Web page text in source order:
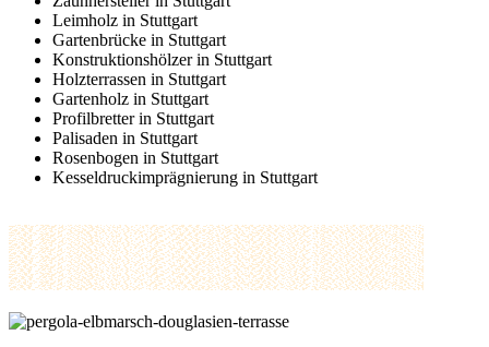
Leimholz in Stuttgart
Gartenbrücke in Stuttgart
Konstruktionshölzer in Stuttgart
Holzterrassen in Stuttgart
Gartenholz in Stuttgart
Profilbretter in Stuttgart
Palisaden in Stuttgart
Rosenbogen in Stuttgart
Kesseldruckimprägnierung in Stuttgart